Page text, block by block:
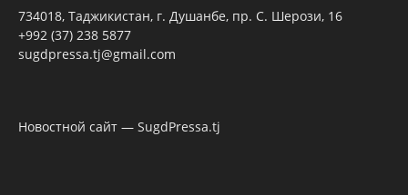
734018, Таджикистан, г. Душанбе, пр. С. Шерози, 16
+992 (37) 238 5877
sugdpressa.tj@gmail.com
Новостной сайт — SugdPressa.tj